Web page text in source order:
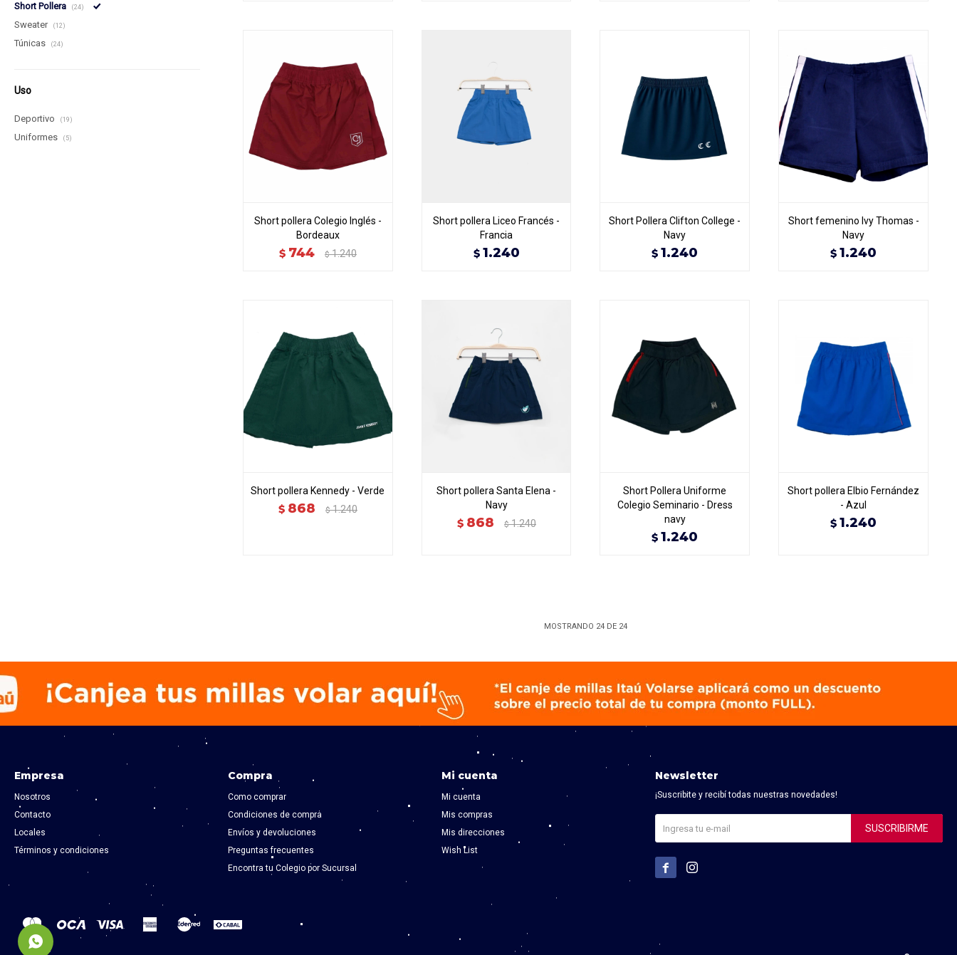
Short pollera Colegio Inglés -
Bordeaux
$ 744 $ 1.240
Short pollera Liceo Francés -
Francia
$ 1.240
Short Pollera Clifton College -
Navy
$ 1.240
Short femenino Ivy Thomas -
Navy
$ 1.240
Short pollera Kennedy - Verde
$ 868 $ 1.240
Short pollera Santa Elena -
Navy
$ 868 $ 1.240
Short Pollera Uniforme
Colegio Seminario - Dress
navy
$ 1.240
Short pollera Elbio Fernández
- Azul
$ 1.240
MOSTRANDO 24DE 24
Short Pollera (24)
Sweater (12)
Túnicas (24)
Uso
Deportivo (19)
Uniformes (5)
Empresa
Nosotros
Contacto
Locales
Términos y condiciones
Compra
Como comprar
Condiciones de compra
Envíos y devoluciones
Preguntas frecuentes
Encontra tu Colegio por Sucursal
Mi cuenta
Mi cuenta
Mis compras
Mis direcciones
Wish List
Newsletter
¡Suscribite y recibí todas nuestras novedades!
SUSCRIBIRME
 